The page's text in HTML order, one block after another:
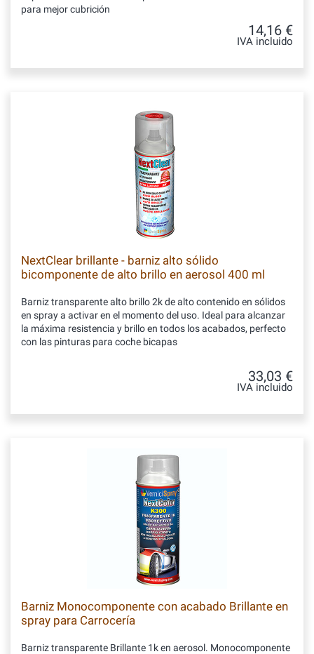
para mejor cubrición
14,16 €
IVA incluido
NextClear brillante - barniz alto sólido
bicomponente de alto brillo en aerosol 400 ml
Barniz transparente alto brillo 2k de alto contenido en sólidos
en spray a activar en el momento del uso. Ideal para alcanzar
la máxima resistencia y brillo en todos los acabados, perfecto
con las pinturas para coche bicapas
33,03 €
IVA incluido
Barniz Monocomponente con acabado Brillante en
spray para Carrocería
Barniz transparente Brillante 1k en aerosol. Monocomponente